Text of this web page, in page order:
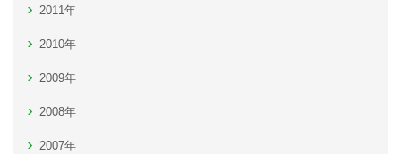
2011年
2010年
2009年
2008年
2007年